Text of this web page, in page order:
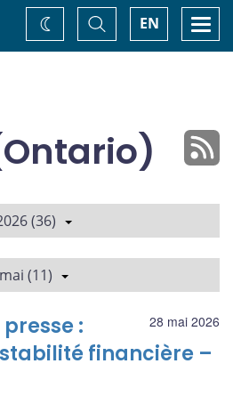
EN
Basculer
la
recherche
Changez
de
(36)
mai (11)
28 mai 2026
:
financière –